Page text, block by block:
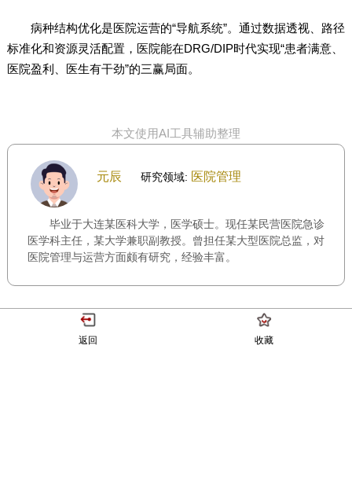
病种结构优化是医院运营的“导航系统”。通过数据透视、路径
标准化和资源灵活配置，医院能在DRG/DIP时代实现“患者满意、
医院盈利、医生有干劲”的三赢局面。
本文使用AI工具辅助整理
元辰 研究领域: 医院管理
毕业于大连某医科大学，医学硕士。现任某民营医院急诊
医学科主任，某大学兼职副教授。曾担任某大型医院总监，对
医院管理与运营方面颇有研究，经验丰富。
返回 收藏